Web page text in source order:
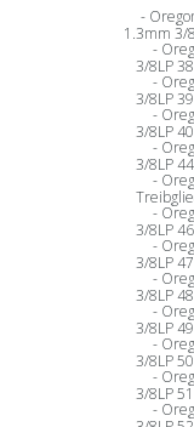
1.3mm 3/
3/8LP
3/8LP
3/8LP
3/8LP
3/8LP
3/8LP
3/8LP
3/8LP
3/8LP
3/8LP